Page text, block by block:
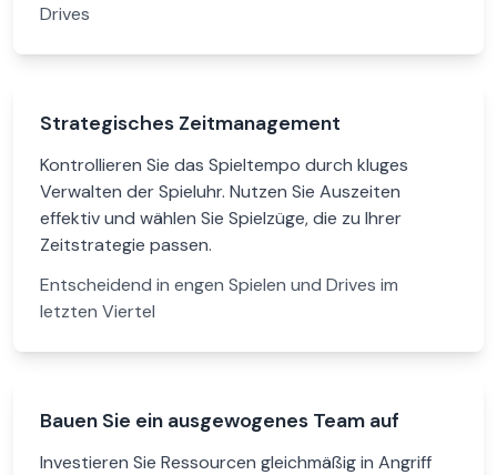
Drives
Strategisches Zeitmanagement
Kontrollieren Sie das Spieltempo durch kluges
Verwalten der Spieluhr. Nutzen Sie Auszeiten
effektiv und wählen Sie Spielzüge, die zu Ihrer
Zeitstrategie passen.
Entscheidend in engen Spielen und Drives im
letzten Viertel
Bauen Sie ein ausgewogenes Team auf
Investieren Sie Ressourcen gleichmäßig in Angriff